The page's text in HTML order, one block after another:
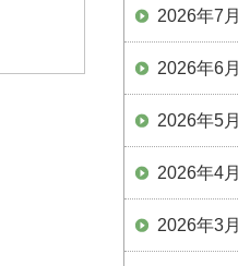
2026年7月
2026年6月
2026年5月
2026年4月
2026年3月